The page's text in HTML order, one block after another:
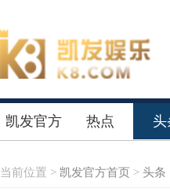
凯发官方 热点 头
当前位置 > 凯发官方首页 > 头条